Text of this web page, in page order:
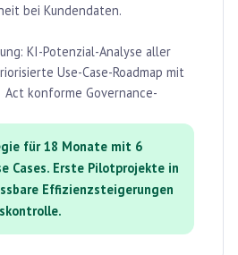
bei Kundendaten.
KI-Potenzial-Analyse aller
Use-Case-Roadmap mit
Act konforme Governance-
für 18 Monate mit 6
Cases. Erste Pilotprojekte in
Effizienzsteigerungen